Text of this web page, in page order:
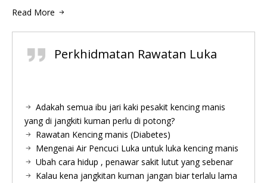
Read More
Perkhidmatan Rawatan Luka
Adakah semua ibu jari kaki pesakit kencing manis
yang di jangkiti kuman perlu di potong?
Rawatan Kencing manis (Diabetes)
Mengenai Air Pencuci Luka untuk luka kencing manis
Ubah cara hidup , penawar sakit lutut yang sebenar
Kalau kena jangkitan kuman jangan biar terlalu lama